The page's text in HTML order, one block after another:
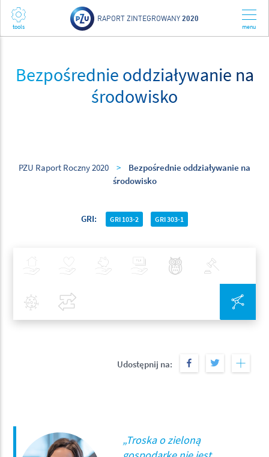
RAPORT ZINTEGROWANY 2020
Bezpośrednie oddziaływanie na
środowisko
PZU Raport Roczny 2020 >
Bezpośrednie oddziaływanie na
środowisko
GRI GRI 103-2 GRI 303-1
Udostępnij na:
Zdrowie Inwestycje Bankowość Najlepsze Praktyki
Covid-19
„Troska o zieloną